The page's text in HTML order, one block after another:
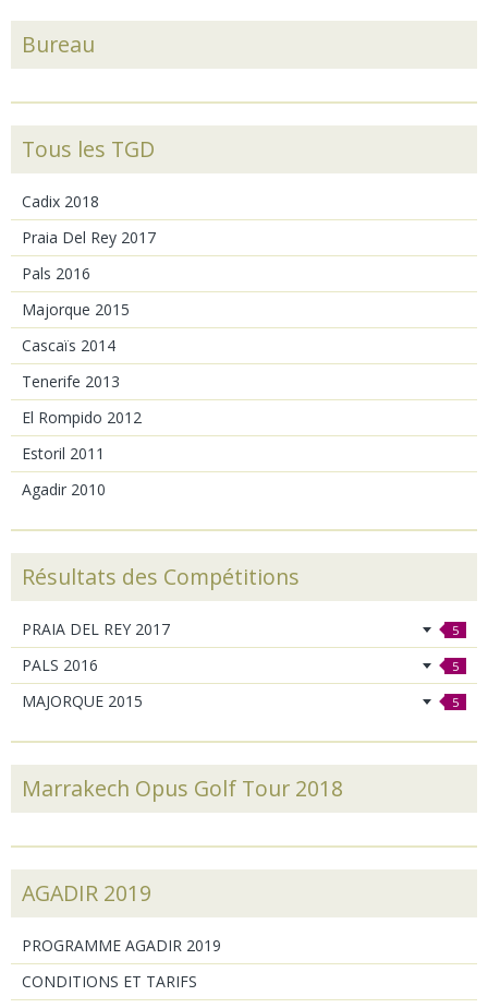
Bureau
Tous les TGD
Cadix 2018
Praia Del Rey 2017
Pals 2016
Majorque 2015
Cascaïs 2014
Tenerife 2013
El Rompido 2012
Estoril 2011
Agadir 2010
Résultats des Compétitions
PRAIA DEL REY 2017 5
PALS 2016 5
MAJORQUE 2015 5
Marrakech Opus Golf Tour 2018
AGADIR 2019
PROGRAMME AGADIR 2019
CONDITIONS ET TARIFS